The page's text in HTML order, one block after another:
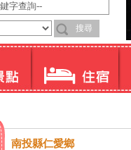
南投縣仁愛鄉